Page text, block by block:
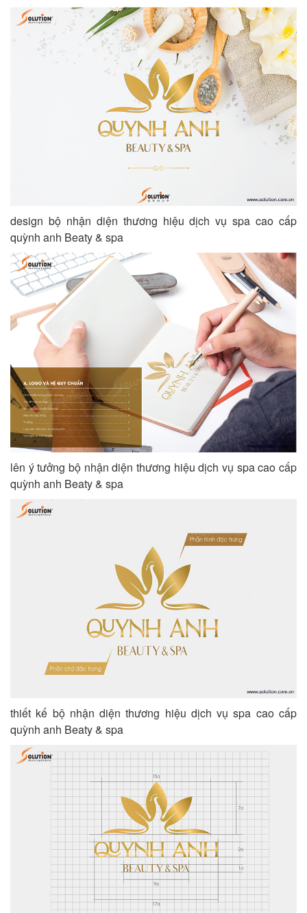
design bộ nhận diện thương hiệu dịch vụ spa cao cấp
quỳnh anh Beaty & spa
lên ý tưởng bộ nhận diện thương hiệu dịch vụ spa cao cấp
quỳnh anh Beaty & spa
thiết kế bộ nhận diện thương hiệu dịch vụ spa cao cấp
quỳnh anh Beaty & spa